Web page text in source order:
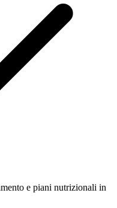
e piani nutrizionali in